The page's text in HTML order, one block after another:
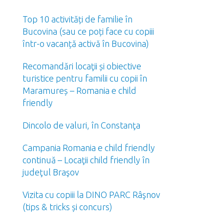
Top 10 activități de familie în
Bucovina (sau ce poți face cu copiii
într-o vacanță activă în Bucovina)
Recomandări locaţii și obiective
turistice pentru familii cu copii în
Maramureș – Romania e child
friendly
Dincolo de valuri, în Constanţa
Campania Romania e child friendly
continuă – Locaţii child friendly în
judeţul Braşov
Vizita cu copiii la DINO PARC Râşnov
(tips & tricks și concurs)